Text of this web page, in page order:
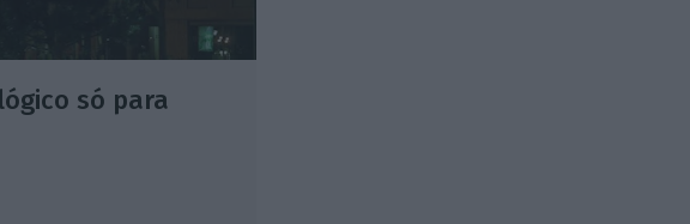
só para